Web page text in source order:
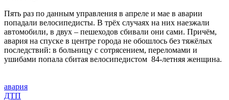
Пять раз по данным управления в апреле и мае в аварии
попадали велосипедисты. В трёх случаях на них наезжали
автомобили, в двух – пешеходов сбивали они сами. Причём,
авария на спуске в центре города не обошлось без тяжёлых
последствий: в больницу с сотрясением, переломами и
ушибами попала сбитая велосипедистом 84-летняя женщина.
авария
ДТП